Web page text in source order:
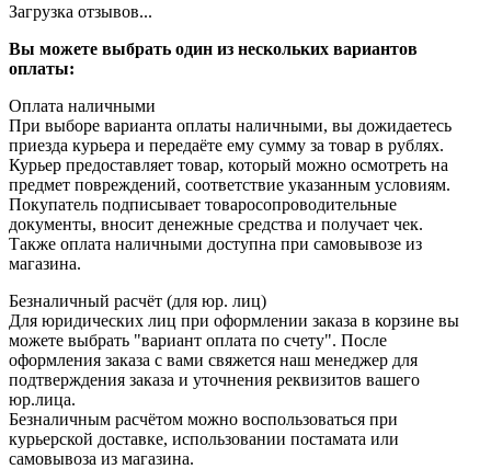
Загрузка отзывов...
Вы можете выбрать один из нескольких вариантов
оплаты:
Оплата наличными
При выборе варианта оплаты наличными, вы дожидаетесь
приезда курьера и передаёте ему сумму за товар в рублях.
Курьер предоставляет товар, который можно осмотреть на
предмет повреждений, соответствие указанным условиям.
Покупатель подписывает товаросопроводительные
документы, вносит денежные средства и получает чек.
Также оплата наличными доступна при самовывозе из
магазина.
Безналичный расчёт (для юр. лиц)
Для юридических лиц при оформлении заказа в корзине вы
можете выбрать "вариант оплата по счету". После
оформления заказа с вами свяжется наш менеджер для
подтверждения заказа и уточнения реквизитов вашего
юр.лица.
Безналичным расчётом можно воспользоваться при
курьерской доставке, использовании постамата или
самовывоза из магазина.